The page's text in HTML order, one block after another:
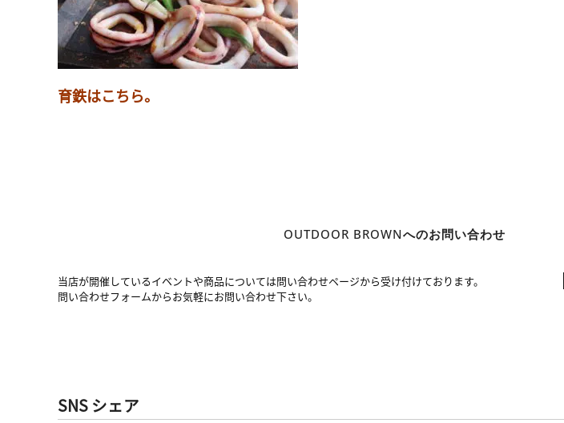
育鉄はこちら。
OUTDOOR BROWNへのお問い合わせ
当店が開催しているイベントや商品については問い合わせページから受け付けております。
問い合わせフォームからお気軽にお問い合わせ下さい。
SNS シェア